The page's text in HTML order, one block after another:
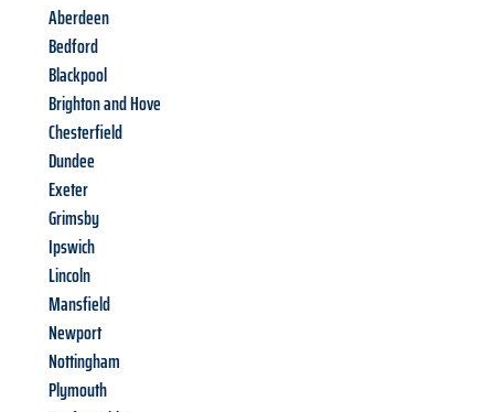
Aberdeen
Bedford
Blackpool
Brighton and Hove
Chesterfield
Dundee
Exeter
Grimsby
Ipswich
Lincoln
Mansfield
Newport
Nottingham
Plymouth